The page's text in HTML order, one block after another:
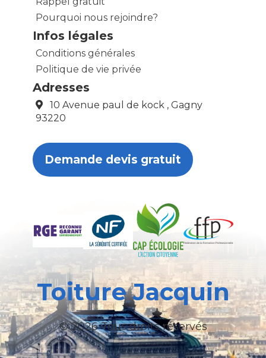
Pourquoi nous rejoindre?
Infos légales
Conditions générales
Politique de vie privée
Adresses
10 Avenue paul de kock , Gagny
93220
Demande devis gratuit
Toiture Jacquin
© 2026 Tous droits réservés